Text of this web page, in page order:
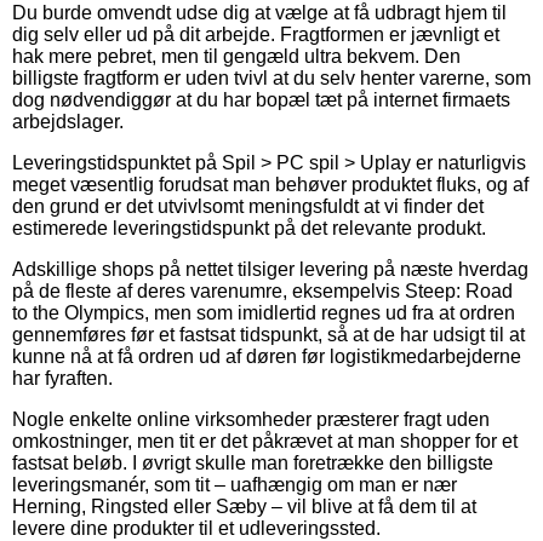
Du burde omvendt udse dig at vælge at få udbragt hjem til
dig selv eller ud på dit arbejde. Fragtformen er jævnligt et
hak mere pebret, men til gengæld ultra bekvem. Den
billigste fragtform er uden tvivl at du selv henter varerne, som
dog nødvendiggør at du har bopæl tæt på internet firmaets
arbejdslager.
Leveringstidspunktet på Spil > PC spil > Uplay er naturligvis
meget væsentlig forudsat man behøver produktet fluks, og af
den grund er det utvivlsomt meningsfuldt at vi finder det
estimerede leveringstidspunkt på det relevante produkt.
Adskillige shops på nettet tilsiger levering på næste hverdag
på de fleste af deres varenumre, eksempelvis Steep: Road
to the Olympics, men som imidlertid regnes ud fra at ordren
gennemføres før et fastsat tidspunkt, så at de har udsigt til at
kunne nå at få ordren ud af døren før logistikmedarbejderne
har fyraften.
Nogle enkelte online virksomheder præsterer fragt uden
omkostninger, men tit er det påkrævet at man shopper for et
fastsat beløb. I øvrigt skulle man foretrække den billigste
leveringsmanér, som tit – uafhængig om man er nær
Herning, Ringsted eller Sæby – vil blive at få dem til at
levere dine produkter til et udleveringssted.